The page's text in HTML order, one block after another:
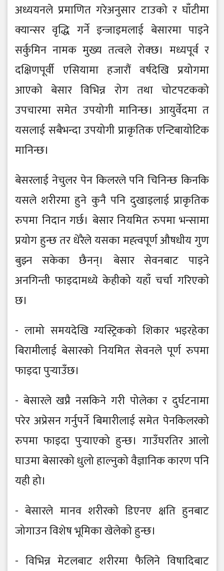
अध्ययनले प्रमाणित गरेअनुसार टाउको र घाँटीमा
क्यान्सर वृद्धि गर्ने इन्जाइमलाई बेसारमा पाइने
सर्कुमिन नामक मुख्य तत्वले रोक्छ। मध्यपूर्व र
दक्षिणपूर्वी एसियामा हजारौं वर्षदेखि प्रयोगमा
आएको बेसार विभिन्न रोग तथा चोटपटकको
उपचारमा समेत उपयोगी मानिन्छ। आयुर्वेदमा त
यसलाई सबैभन्दा उपयोगी प्राकृतिक एन्टिबायोटिक
मानिन्छ।
बेसरलाई नेचुलर पेन किलरले पनि चिनिन्छ किनकि
यसले शरीरमा हुने कुनै पनि दुखाइलाई प्राकृतिक
रुपमा निदान गर्छ। बेसार नियमित रुपमा भन्सामा
प्रयोग हुन्छ तर धेरैले यसका मह्त्वपूर्ण औषधीय गुण
बुझ्न सकेका छैनन्। बेसार सेवनबाट पाइने
अनगिन्ती फाइदामध्ये केहीको यहाँ चर्चा गरिएको
छ।
- लामो समयदेखि ग्यस्ट्रिकको शिकार भइरहेका
बिरामीलाई बेसारको नियमित सेवनले पूर्ण रुपमा
फाइदा पुर्‍याउँछ।
- बेसारले खप्नै नसकिने गरी पोलेका र दुर्घटनामा
परेर अप्रेसन गर्नुपर्ने बिमारीलाई समेत पेनकिलरको
रुपमा फाइदा पुर्‍याएको हुन्छ। गाउँघरतिर आलो
घाउमा बेसारको धुलो हाल्नुको वैज्ञानिक कारण पनि
यही हो।
- बेसारले मानव शरीरको डिएनए क्षति हुनबाट
जोगाउन विशेष भूमिका खेलेको हुन्छ।
- विभिन्न मेटलबाट शरीरमा फैलिने विषादिबाट